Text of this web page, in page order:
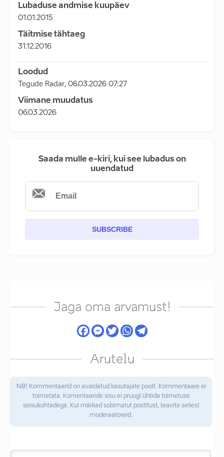
Lubaduse andmise kuupäev
01.01.2015
Täitmise tähtaeg
31.12.2016
Loodud
Tegude Radar, 06.03.2026 07:27
Viimane muudatus
06.03.2026
Saada mulle e-kiri, kui see lubadus on
uuendatud
SUBSCRIBE
Jaga oma arvamust!
Arutelu
NB! Kommentaarid on avaldatud kasutajate poolt. Kommentaare ei
toimetata. Komentaaride sisu ei pruugi ühtida toimetuse
seisukohtadega. Kui märkad sobimatut postitust, teavita sellest
moderaatoreid.